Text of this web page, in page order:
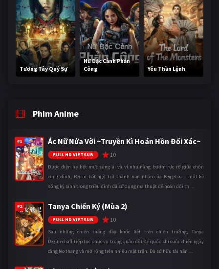
Tương Tây Quỷ Sự
Nữ Đặc Cảnh Phản
Công
Yêu Thần Lệnh
Phim Anime
#1 Ác Nữ Nửa Vời ~Truyền Kì Hoán Hồn Đổi Xác~
FULL HD VIETSUB 10
Được điện hạ hết mực sủng ái và ví như nàng bướm rực rỡ giữa chốn
cung đình, Reirin bất ngờ trở thành nạn nhân của Keigetsu – một kẻ
sống ký sinh trong triều đình đã sử dụng ma thuật để hoán đổi th ...
#2 Tanya Chiến Ký (Mùa 2)
FULL HD VIETSUB 10
Sau những chiến thắng đầy khốc liệt trên chiến trường, Tanya
Degurechaff tiếp tục phục vụ trong quân đội Đế quốc khi cuộc chiến ngày
càng leo thang và mở rộng trên nhiều mặt trận. Dù sở hữu tài năn ...